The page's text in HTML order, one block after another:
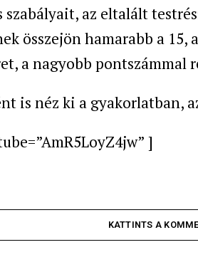
szabályait, az eltalált
összejön hamarabb a 15,
a nagyobb pontszámmal
is néz ki a gyakorlatban,
]
KATTINTS A